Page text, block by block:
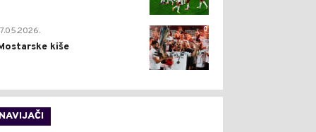
0
kiše
NAVIJAČI